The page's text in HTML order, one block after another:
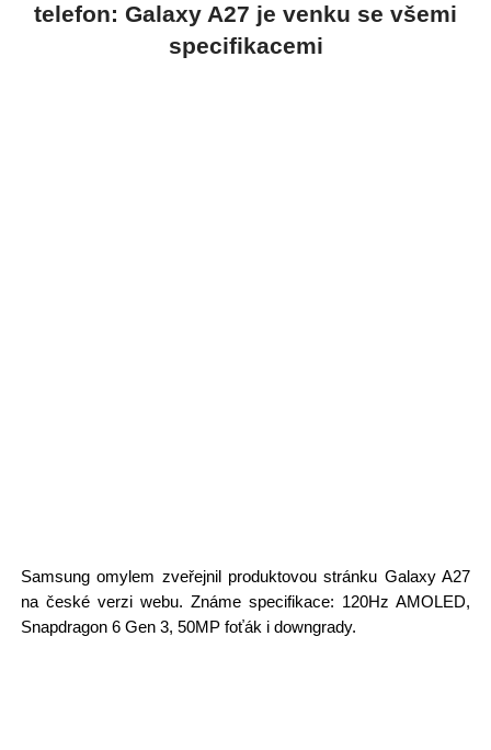
telefon: Galaxy A27 je venku se všemi
specifikacemi
Samsung omylem zveřejnil produktovou stránku Galaxy A27
na české verzi webu. Známe specifikace: 120Hz AMOLED,
Snapdragon 6 Gen 3, 50MP foťák i downgrady.